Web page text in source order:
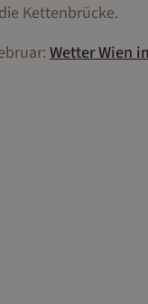
Kettenbrücke.
: WetterWien